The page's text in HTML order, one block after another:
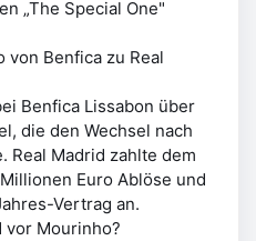
„The Special One"
von Benfica zu Real
Benfica Lissabon über
die den Wechsel nach
Real Madrid zahlte dem
Euro Ablöse und
Vertrag an.
vor Mourinho?